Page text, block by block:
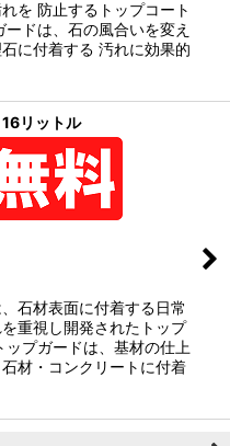
を 防止するトップコート
ドは、石の風合いを変え
に付着する 汚れに効果的
リットル
石材表面に付着する日常
重視し開発されたトップ
ップガードは、基材の仕上
材・コンクリートに付着